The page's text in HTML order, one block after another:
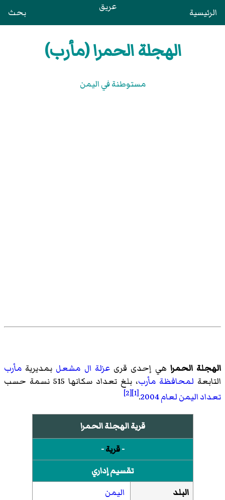
الرئيسية عريق بحث
الهجلة الحمرا (مأرب)
مستوطنة في اليمن
الهجلة الحمرا هي إحدى قرىعزلة ال مشعل بمديرية مأرب
التابعة لمحافظة مأرب، بلغ تعداد سكانها 515 نسمة حسب
تعداد اليمن لعام 2004
.
[1]
[2]
قرية الهجلة الحمرا
-قرية-
تقسيم إداري
البلد
اليمن